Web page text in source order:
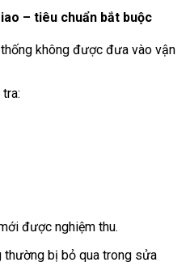
– tiêu chuẩn bắt buộc
không được đưa vào vận
được nghiệm thu.
bị bỏ qua trong sửa